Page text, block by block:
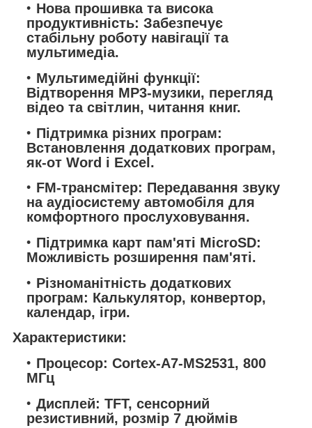
Нова прошивка та висока
продуктивність: Забезпечує
стабільну роботу навігації та
мультимедіа.
Мультимедійні функції:
Відтворення MP3-музики, перегляд
відео та світлин, читання книг.
Підтримка різних програм:
Встановлення додаткових програм,
як-от Word і Excel.
FM-трансмітер: Передавання звуку
на аудіосистему автомобіля для
комфортного прослуховування.
Підтримка карт пам'яті MicroSD:
Можливість розширення пам'яті.
Різноманітність додаткових
програм: Калькулятор, конвертор,
календар, ігри.
Характеристики:
Процесор: Cortex-A7-MS2531, 800
МГц
Дисплей: TFT, сенсорний
резистивний, розмір 7 дюймів